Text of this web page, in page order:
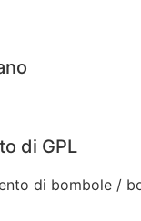
di GPL
di bombole /